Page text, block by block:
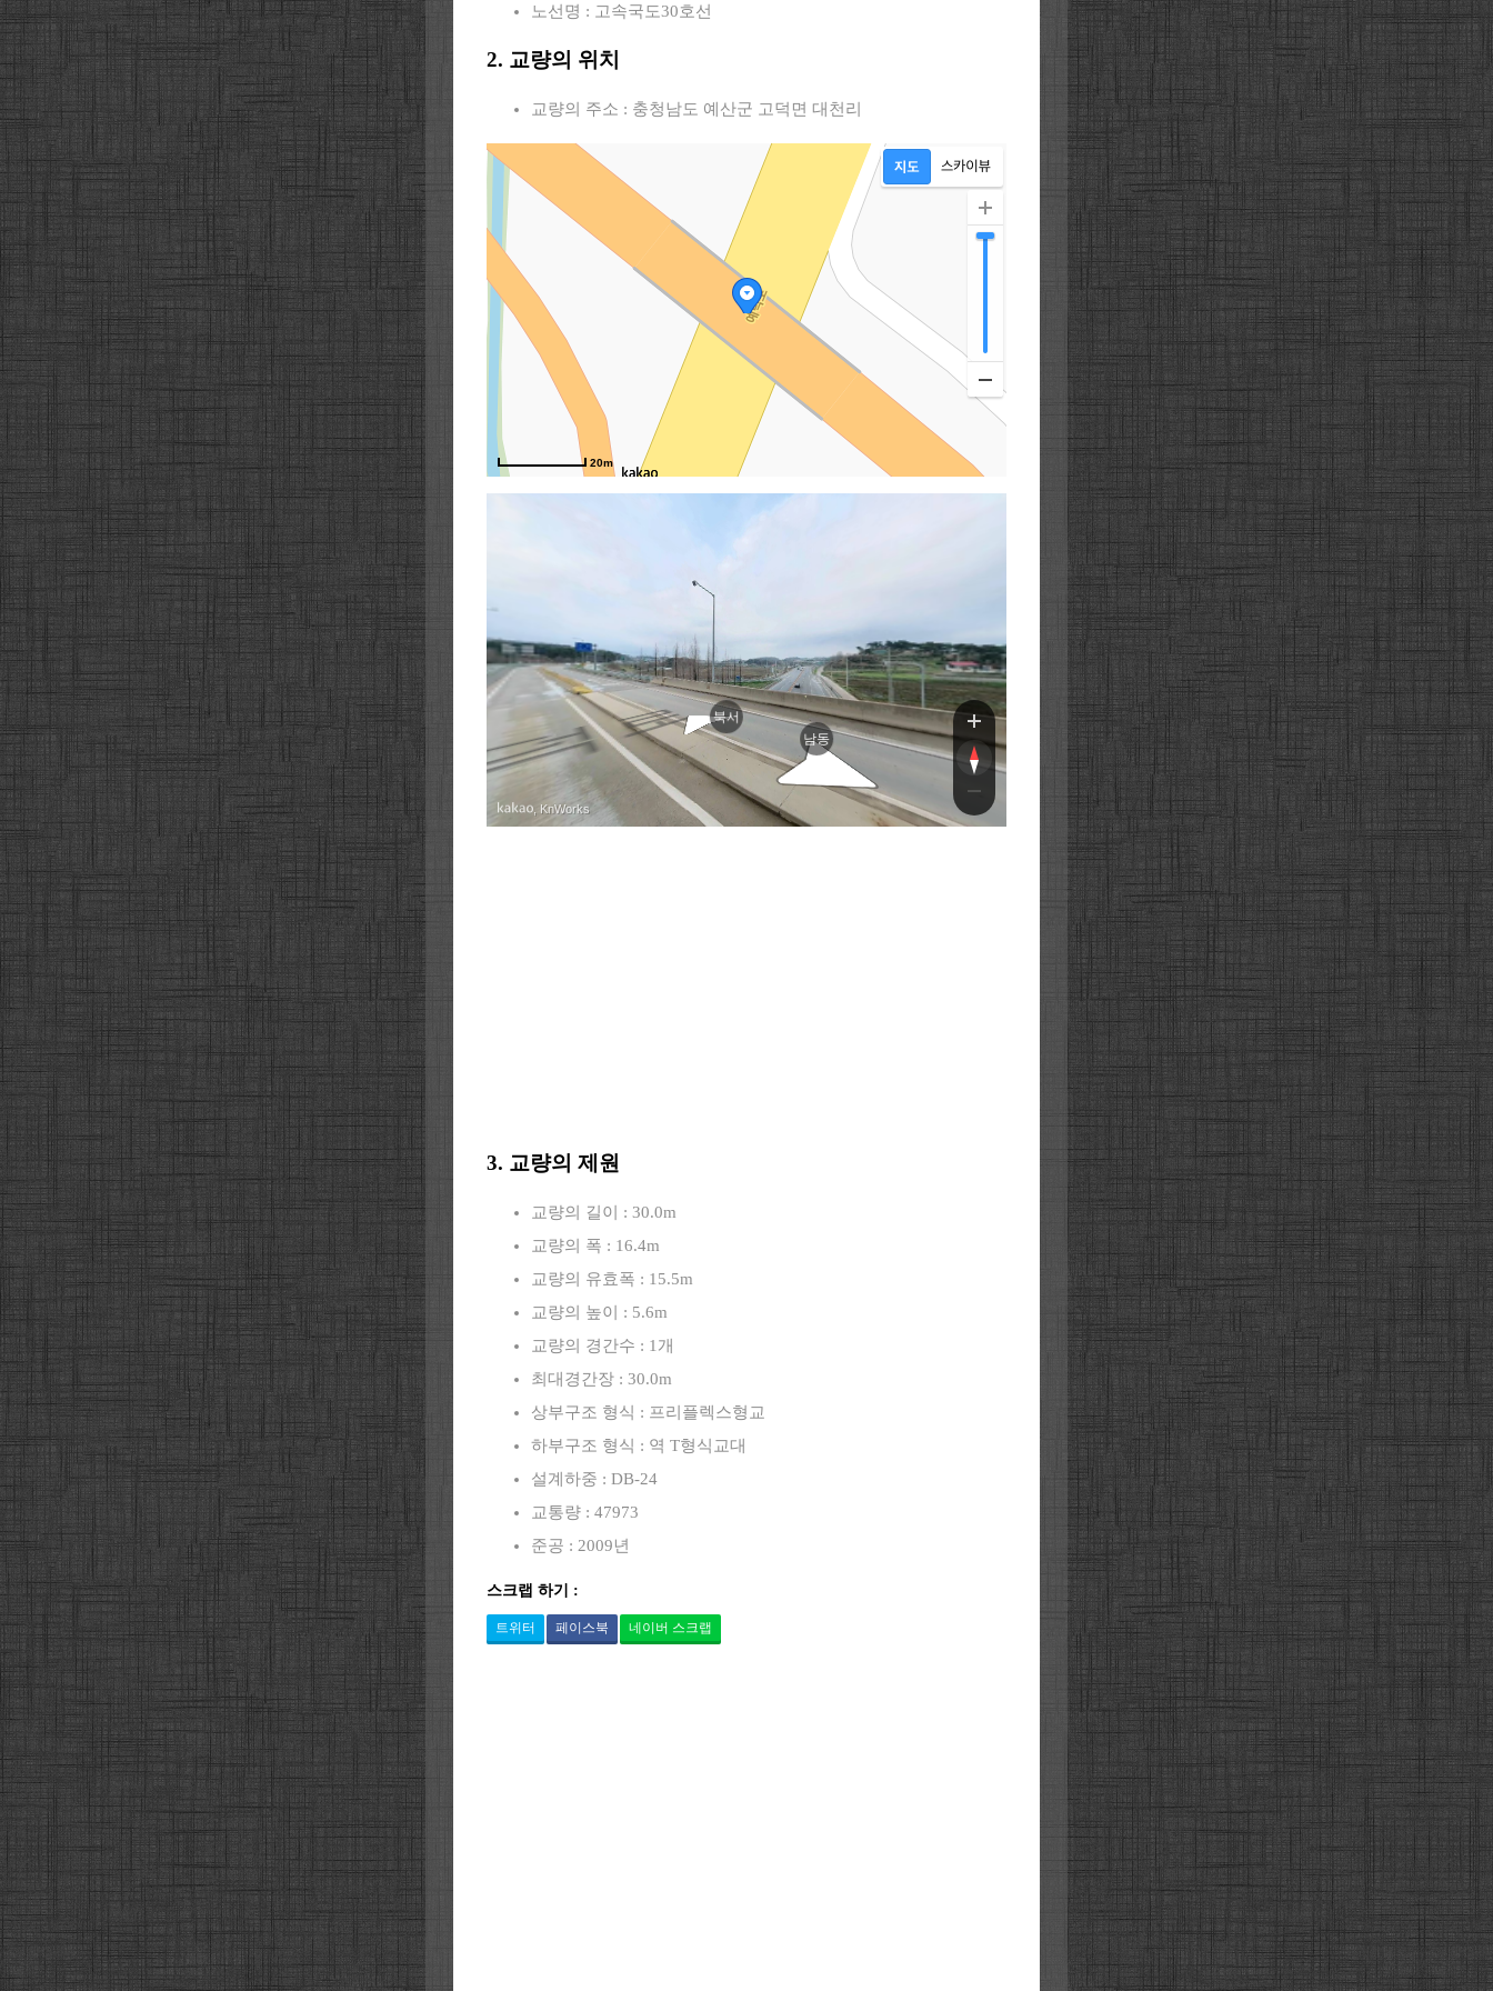
노선명 : 고속국도30호선
2. 교량의 위치
교량의 주소 : 충청남도 예산군 고덕면 대천리
20m
북서
남동
, KnWorks
3. 교량의 제원
교량의 길이 : 30.0m
교량의 폭 : 16.4m
교량의 유효폭 : 15.5m
교량의 높이 : 5.6m
교량의 경간수 : 1개
최대경간장 : 30.0m
상부구조 형식 : 프리플렉스형교
하부구조 형식 : 역 T형식교대
설계하중 : DB-24
교통량 : 47973
준공 : 2009년
스크랩 하기 :
트위터 페이스북 네이버 스크랩